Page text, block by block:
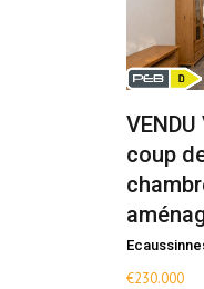
coup
€230.000